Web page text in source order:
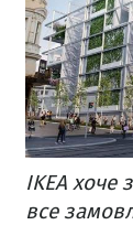
IKEA хоче
все